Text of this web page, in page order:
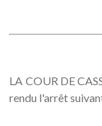
LA COUR DE
rendu l'arrêt